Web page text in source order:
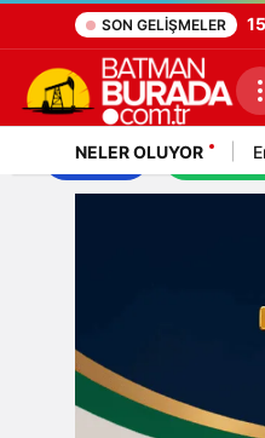
SON GELIŞMELER
İş İlanları Mekan
NELER OLUYOR